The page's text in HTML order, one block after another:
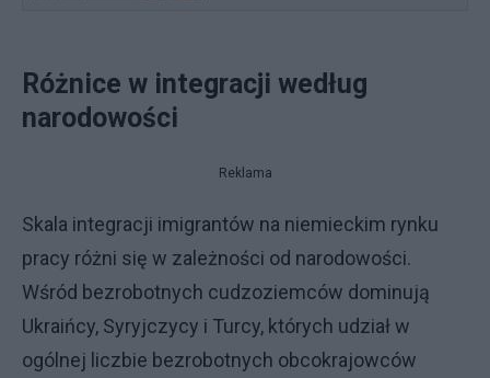
Różnice w integracji według
narodowości
Reklama
Skala integracji imigrantów na niemieckim rynku
pracy różni się w zależności od narodowości.
Wśród bezrobotnych cudzoziemców dominują
Ukraińcy, Syryjczycy i Turcy, których udział w
ogólnej liczbie bezrobotnych obcokrajowców